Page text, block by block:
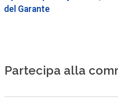
del Garante
Partecipa alla